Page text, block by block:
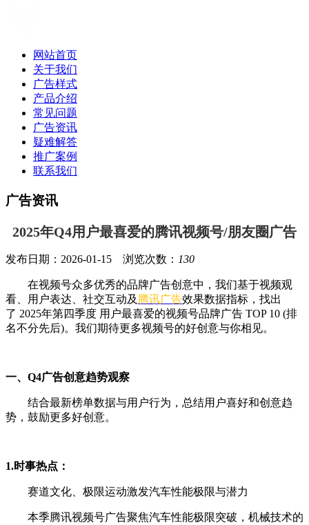
网站首页
关于我们
广告样式
产品介绍
常见问题
广告资讯
疑难解答
推广案例
联系我们
广告资讯
2025年Q4用户最喜爱的腾讯视频号/朋友圈广告
发布日期：2026-01-15 浏览次数： 130
在视频号众多优秀的品牌广告创意中，我们基于视频观
看、用户表达、社交互动及 腾讯广告效果数据指标，找出
了 2025年第四季度 用户最喜爱的视频号品牌广告 TOP 10 (排
名不分先后)。我们期待更多视频号的好创意与你相见。
一、Q4广告创意趋势观察
结合最新榜单数据与用户行为，总结用户喜好和创意趋
势，鼓励更多好创意。
1.时事热点：
赛道文化、极限运动激发汽车性能极限与潜力
本季腾讯视频号广告聚焦汽车性能极限突破，机械技术的